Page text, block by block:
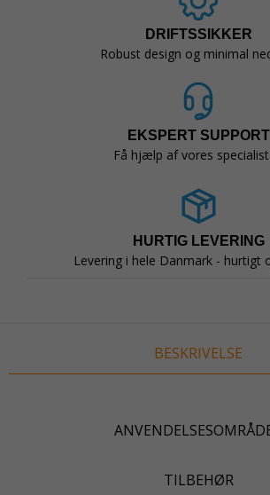
DRIFTSSIKKER
Robust design og minimal
EKSPERT SUPPORT
Få hjælp af vores
HURTIG LEVERING
Levering i hele Danmark - hurtigt
BESKRIVELSE
TILBEHØR